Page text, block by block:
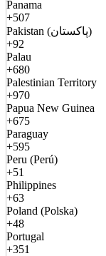
Panama
+507
Pakistan (پاکستان)
+92
Palau
+680
Palestinian Territory
+970
Papua New Guinea
+675
Paraguay
+595
Peru (Perú)
+51
Philippines
+63
Poland (Polska)
+48
Portugal
+351